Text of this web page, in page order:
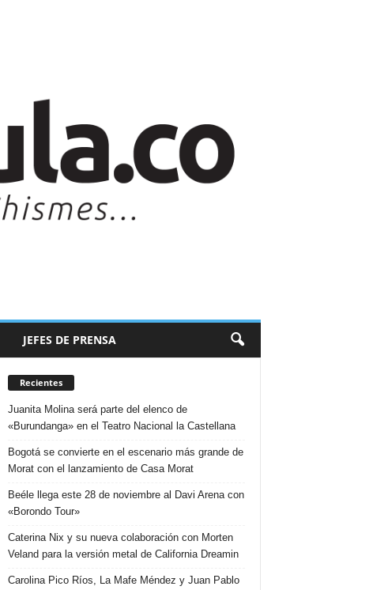
JEFES DE PRENSA
Recientes
Juanita Molina será parte del elenco de
«Burundanga» en el Teatro Nacional la Castellana
Bogotá se convierte en el escenario más grande de
Morat con el lanzamiento de Casa Morat
Beéle llega este 28 de noviembre al Davi Arena con
«Borondo Tour»
Caterina Nix y su nueva colaboración con Morten
Veland para la versión metal de California Dreamin
Carolina Pico Ríos, La Mafe Méndez y Juan Pablo